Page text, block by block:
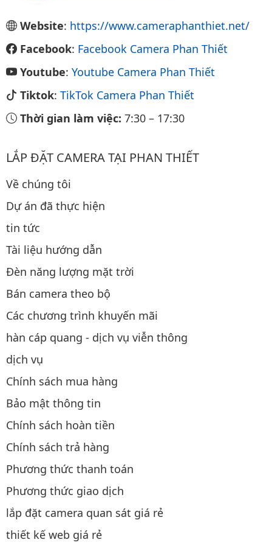
Website: https://www.cameraphanthiet.net/
Facebook: Facebook Camera Phan Thiết
Youtube: Youtube Camera Phan Thiết
Tiktok: TikTok Camera Phan Thiết
Thời gian làm việc: 7:30 – 17:30
LẮP ĐẶT CAMERA TẠI PHAN THIẾT
Về chúng tôi
Dự án đã thực hiện
tin tức
Tài liệu hướng dẫn
Đèn năng lượng mặt trời
Bán camera theo bộ
Các chương trình khuyến mãi
hàn cáp quang - dịch vụ viễn thông
dịch vụ
Chính sách mua hàng
Bảo mật thông tin
Chính sách hoàn tiền
Chính sách trả hàng
Phương thức thanh toán
Phương thức giao dịch
lắp đặt camera quan sát giá rẻ
thiết kế web giá rẻ